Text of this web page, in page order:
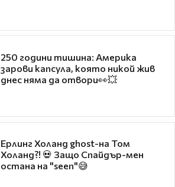
250 години тишина: Америка
зарови капсула, която никой жив
днес няма да отвори👀💥
Ерлинг Холанд ghost-на Том
Холанд?! 💀 Защо Спайдър-мен
остана на "seen"😅